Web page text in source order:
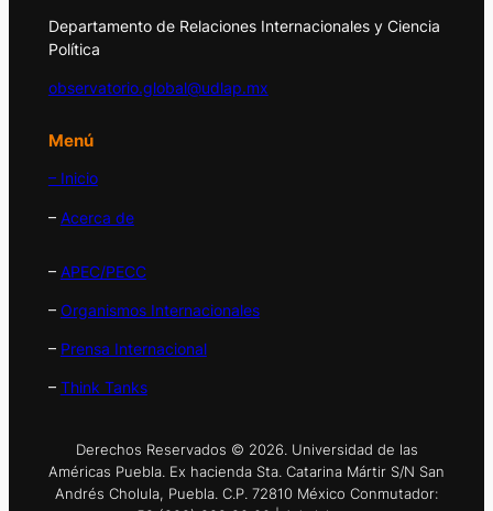
Departamento de Relaciones Internacionales y Ciencia
Política
observatorio.global@udlap.mx
Menú
– Inicio
– Acerca de
– APEC/PECC
– Organismos Internacionales
– Prensa Internacional
– Think Tanks
Derechos Reservados © 2026. Universidad de las
Américas Puebla. Ex hacienda Sta. Catarina Mártir S/N San
Andrés Cholula, Puebla. C.P. 72810 México Conmutador: